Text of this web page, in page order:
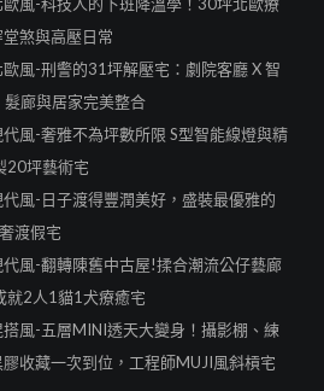
歐風-科技人的下班降溫學！30坪北歐療
煞與高壓日常
歐風-刑警的31坪解壓宅：劇院客廳 X 智
髮廊與居家完美整合
代風-奢雅不為坪數所限 S型智能線燈與精
20坪藝術宅
代風-日子渡得豐潤美好，盛裝最優雅的
渡假宅
代風-翻轉陳舊中古屋!揉合潮流公仔藝廊
就2人1貓1犬療癒宅
搭風-五層MINI透天大變身！攝影棚、練
收藏一次到位，工程師MUJI風斜槓宅